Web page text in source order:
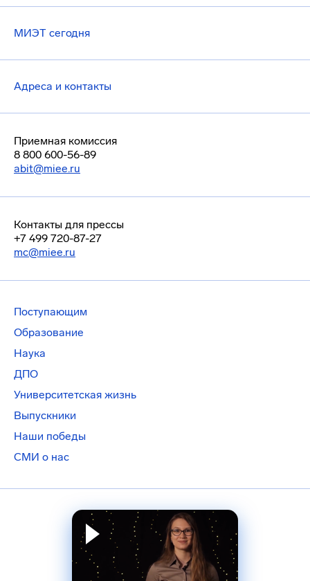
МИЭТ сегодня
Адреса и контакты
Приемная комиссия
8 800 600-56-89
abit@miee.ru
Контакты для прессы
+7 499 720-87-27
mc@miee.ru
Поступающим
Образование
Наука
ДПО
Университетская жизнь
Выпускники
Наши победы
СМИ о нас